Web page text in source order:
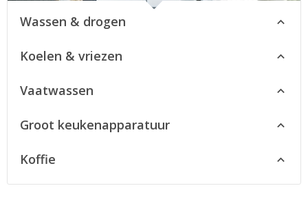
Wassen & drogen
Koelen & vriezen
Vaatwassen
Groot keukenapparatuur
Koffie